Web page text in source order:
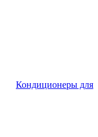
Кондиционеры для